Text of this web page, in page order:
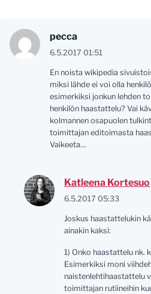
pecca
6.5.2017 01:51
En noista wikipedia
miksi lähde ei voi olla
esimerkiksi jonkun lehden
henkilön haastattelu? Vai
kolmannen osapuolen
toimittajan editoimasta
Vaikeeta…
Katleena Kortesuo
6.5.2017 05:33
Joskus haastattelukin
ainakin kaksi:
1) Onko haastattelu nk.
Esimerkiksi moni
naistenlehtihaastattelu
toimittajan rutiineihin